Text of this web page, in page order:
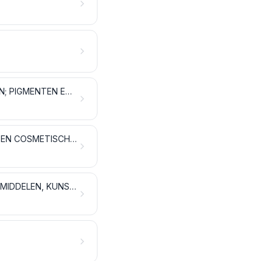
LOOI- EN VERFEXTRACTEN; LOOIZUUR (TANNINE) EN DERIVATEN DAARVAN; PIGMENTEN EN ANDERE KLEUR- EN VERFSTOFFEN; VERF EN VERNIS; MASTIEK; INKT
ETHERISCHE OLIËN EN HARSAROMA'S; PARFUMERIEËN, TOILETARTIKELEN EN COSMETISCHE PRODUCTEN
ZEEP, ORGANISCHE TENSIOACTIEVE PRODUCTEN, WASMIDDELEN, SMEERMIDDELEN, KUNSTWAS, BEREIDE WAS, POETS- EN ONDERHOUDSMIDDELEN, KAARSEN EN DERGELIJKE ARTIKELEN, MODELLEERPASTA'S, TANDTECHNISCHE WASPREPARATEN EN TANDTECHNISCHE PREPARATEN OP BASIS VAN GEBRAND GIPS